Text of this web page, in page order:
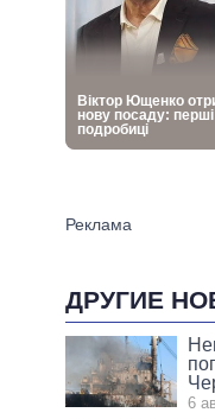
ДРУГИЕ
6